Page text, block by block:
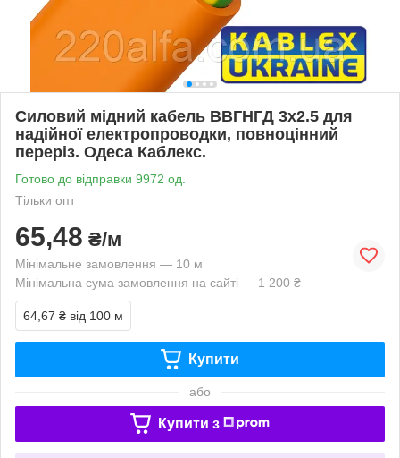
Силовий мідний кабель ВВГНГД 3х2.5 для
надійної електропроводки, повноцінний
переріз. Одеса Каблекс.
Готово до відправки 9972 од.
Тільки опт
65,48 ₴/м
Мінімальне замовлення — 10 м
Мінімальна сума замовлення на сайті — 1 200 ₴
64,67 ₴ від 100 м
Купити
або
Купити з